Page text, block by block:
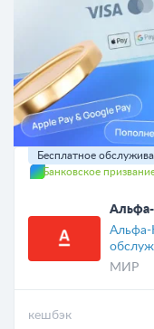
Бесплатное
Банковское
Альфа-
МИР
кешбэк